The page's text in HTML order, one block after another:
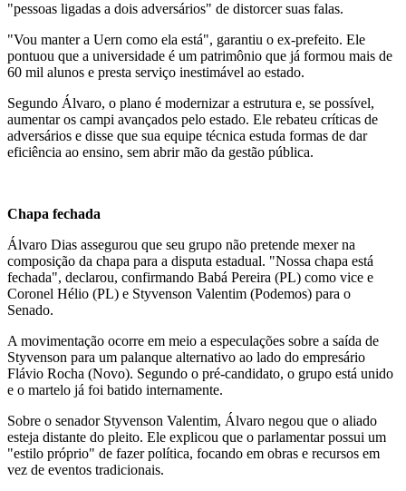
"pessoas ligadas a dois adversários" de distorcer suas falas.
"Vou manter a Uern como ela está", garantiu o ex-prefeito. Ele
pontuou que a universidade é um patrimônio que já formou mais de
60 mil alunos e presta serviço inestimável ao estado.
Segundo Álvaro, o plano é modernizar a estrutura e, se possível,
aumentar os campi avançados pelo estado. Ele rebateu críticas de
adversários e disse que sua equipe técnica estuda formas de dar
eficiência ao ensino, sem abrir mão da gestão pública.
Chapa fechada
Álvaro Dias assegurou que seu grupo não pretende mexer na
composição da chapa para a disputa estadual. "Nossa chapa está
fechada", declarou, confirmando Babá Pereira (PL) como vice e
Coronel Hélio (PL) e Styvenson Valentim (Podemos) para o
Senado.
A movimentação ocorre em meio a especulações sobre a saída de
Styvenson para um palanque alternativo ao lado do empresário
Flávio Rocha (Novo). Segundo o pré-candidato, o grupo está unido
e o martelo já foi batido internamente.
Sobre o senador Styvenson Valentim, Álvaro negou que o aliado
esteja distante do pleito. Ele explicou que o parlamentar possui um
"estilo próprio" de fazer política, focando em obras e recursos em
vez de eventos tradicionais.